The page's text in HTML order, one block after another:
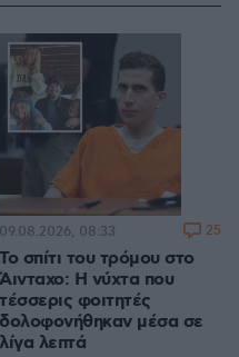
Το σπίτι του τρόμου στο
Άινταχο: Η νύχτα που
τέσσερις φοιτητές
δολοφονήθηκαν μέσα σε
λίγα λεπτά
09.08.2026, 08:33 25